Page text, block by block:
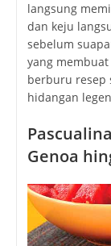
langsung
dan keju
sebelum
yang
berburu resep
hidangan
Genoa